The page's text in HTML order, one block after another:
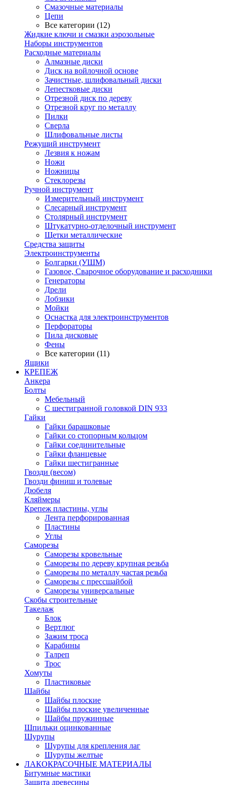
Смазочные материалы
Цепи
Все категории (12)
Жидкие ключи и смазки аэрозольные
Наборы инструментов
Расходные материалы
Алмазные диски
Диск на войлочной основе
Зачистные, шлифовальный диски
Лепестковые диски
Отрезной диск по дереву
Отрезной круг по металлу
Пилки
Сверла
Шлифовальные листы
Режущий инструмент
Лезвия к ножам
Ножи
Ножницы
Стеклорезы
Ручной инструмент
Измерительный инструмент
Слесарный инструмент
Столярный инструмент
Штукатурно-отделочный инструмент
Щетки металлические
Средства защиты
Электроинструменты
Болгарки (УШМ)
Газовое, Сварочное оборудование и расходники
Генераторы
Дрели
Лобзики
Мойки
Оснастка для электроинструментов
Перфораторы
Пила дисковые
Фены
Все категории (11)
Ящики
КРЕПЕЖ
Анкера
Болты
Мебельный
С шестигранной головкой DIN 933
Гайки
Гайки барашковые
Гайки со стопорным кольцом
Гайки соединительные
Гайки фланцевые
Гайки шестигранные
Гвозди (весом)
Гвозди финиш и толевые
Дюбеля
Кляймеры
Крепеж пластины, углы
Лента перфорированная
Пластины
Углы
Саморезы
Саморезы кровельные
Саморезы по дереву крупная резьба
Саморезы по металлу частая резьба
Саморезы с прессшайбой
Саморезы универсальные
Скобы строительные
Такелаж
Блок
Вертлюг
Зажим троса
Карабины
Талреп
Трос
Хомуты
Пластиковые
Шайбы
Шайбы плоские
Шайбы плоские увеличенные
Шайбы пружинные
Шпильки оцинкованные
Шурупы
Шурупы для крепления лаг
Шурупы желтые
ЛАКОКРАСОЧНЫЕ МАТЕРИАЛЫ
Битумные мастики
Защита древесины